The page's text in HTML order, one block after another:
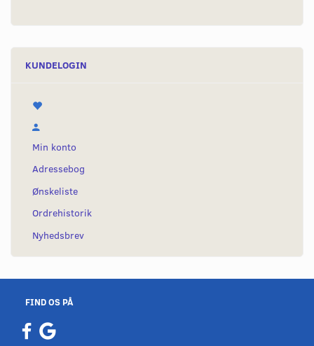
KUNDELOGIN
Min konto
Adressebog
Ønskeliste
Ordrehistorik
Nyhedsbrev
FIND OS PÅ